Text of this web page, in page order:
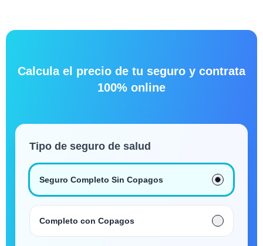
Calcula el precio de tu seguro y contrata
100% online
Tipo de seguro de salud
Seguro Completo Sin Copagos
Completo con Copagos